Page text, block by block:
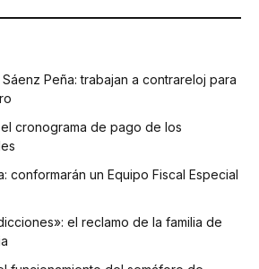
Peña: trabajan a contrareloj para
cronograma de pago de los
conformarán un Equipo Fiscal Especial
el reclamo de la familia de